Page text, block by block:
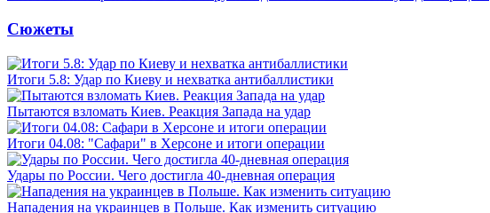
Сюжеты
Итоги 5.8: Удар по Киеву и нехватка антибаллистики
Пытаются взломать Киев. Реакция Запада на удар
Итоги 04.08: "Сафари" в Херсоне и итоги операции
Удары по России. Чего достигла 40-дневная операция
Нападения на украинцев в Польше. Как изменить ситуацию